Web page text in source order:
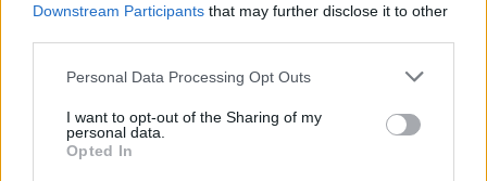
Downstream Participants that may further disclose it to other
Personal Data Processing Opt Outs
I want to opt-out of the Sharing of my
personal data.
Opted In